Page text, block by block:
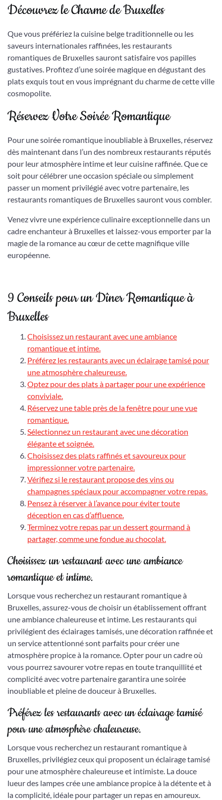
Découvrez le Charme de Bruxelles
Que vous préfériez la cuisine belge traditionnelle ou les
saveurs internationales raffinées, les restaurants
romantiques de Bruxelles sauront satisfaire vos papilles
gustatives. Profitez d’une soirée magique en dégustant des
plats exquis tout en vous imprégnant du charme de cette ville
cosmopolite.
Réservez Votre Soirée Romantique
Pour une soirée romantique inoubliable à Bruxelles, réservez
dès maintenant dans l’un des nombreux restaurants réputés
pour leur atmosphère intime et leur cuisine raffinée. Que ce
soit pour célébrer une occasion spéciale ou simplement
passer un moment privilégié avec votre partenaire, les
restaurants romantiques de Bruxelles sauront vous combler.
Venez vivre une expérience culinaire exceptionnelle dans un
cadre enchanteur à Bruxelles et laissez-vous emporter par la
magie de la romance au cœur de cette magnifique ville
européenne.
9 Conseils pour un Dîner Romantique à
Bruxelles
Choisissez un restaurant avec une ambiance
romantique et intime.
Préférez les restaurants avec un éclairage tamisé pour
une atmosphère chaleureuse.
Optez pour des plats à partager pour une expérience
conviviale.
Réservez une table près de la fenêtre pour une vue
romantique.
Sélectionnez un restaurant avec une décoration
élégante et soignée.
Choisissez des plats raffinés et savoureux pour
impressionner votre partenaire.
Vérifiez si le restaurant propose des vins ou
champagnes spéciaux pour accompagner votre repas.
Pensez à réserver à l’avance pour éviter toute
déception en cas d’affluence.
Terminez votre repas par un dessert gourmand à
partager, comme une fondue au chocolat.
Choisissez un restaurant avec une ambiance
romantique et intime.
Lorsque vous recherchez un restaurant romantique à
Bruxelles, assurez-vous de choisir un établissement offrant
une ambiance chaleureuse et intime. Les restaurants qui
privilégient des éclairages tamisés, une décoration raffinée et
un service attentionné sont parfaits pour créer une
atmosphère propice à la romance. Opter pour un cadre où
vous pourrez savourer votre repas en toute tranquillité et
complicité avec votre partenaire garantira une soirée
inoubliable et pleine de douceur à Bruxelles.
Préférez les restaurants avec un éclairage tamisé
pour une atmosphère chaleureuse.
Lorsque vous recherchez un restaurant romantique à
Bruxelles, privilégiez ceux qui proposent un éclairage tamisé
pour une atmosphère chaleureuse et intimiste. La douce
lueur des lampes crée une ambiance propice à la détente et à
la complicité, idéale pour partager un repas en amoureux.